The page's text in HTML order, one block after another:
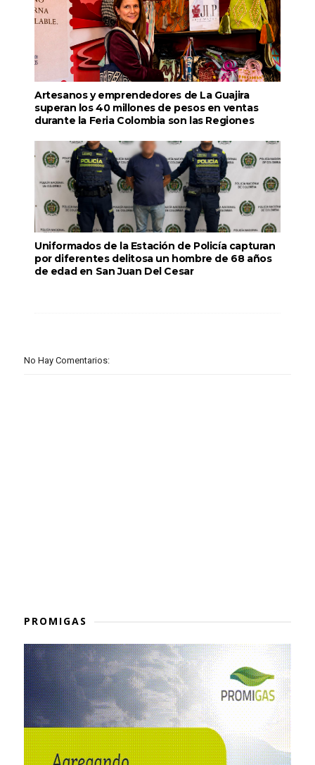
Artesanos y emprendedores de La Guajira
superan los 40 millones de pesos en ventas
durante la Feria Colombia son las Regiones
Uniformados de la Estación de Policía capturan
por diferentes delitosa un hombre de 68 años
de edad en San Juan Del Cesar
No Hay Comentarios:
PROMIGAS